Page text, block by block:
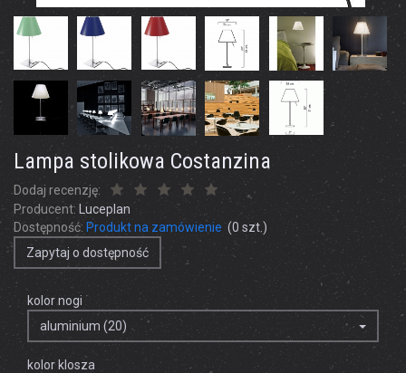
Lampa stolikowa Costanzina
Dodaj recenzję:
Producent:
Luceplan
Dostępność: Produkt na zamówienie (0 szt.)
Zapytaj o dostępność
kolor nogi
aluminium (20)
kolor klosza